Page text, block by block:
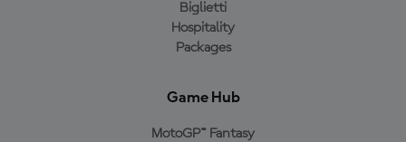
Biglietti
Hospitality
Packages
Game Hub
MotoGP™ Fantasy